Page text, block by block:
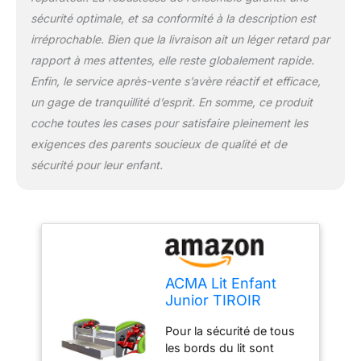
sécurité optimale, et sa conformité à la description est
irréprochable. Bien que la livraison ait un léger retard par
rapport à mes attentes, elle reste globalement rapide.
Enfin, le service après-vente s’avère réactif et efficace,
un gage de tranquillité d’esprit. En somme, ce produit
coche toutes les cases pour satisfaire pleinement les
exigences des parents soucieux de qualité et de
sécurité pour leur enfant.
ACMA Lit Enfant
Junior TIROIR
Gratuite Gris
Meubles pour
Pour la sécurité de tous
les bords du lit sont